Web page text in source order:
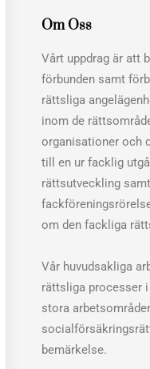
Om Oss
Vårt uppdrag är att
förbunden samt
rättsliga
inom de
organisationer och
till en ur facklig
rättsutveckling
om den fackliga
Vår huvudsakliga
rättsliga processer
stora
bemärkelse.